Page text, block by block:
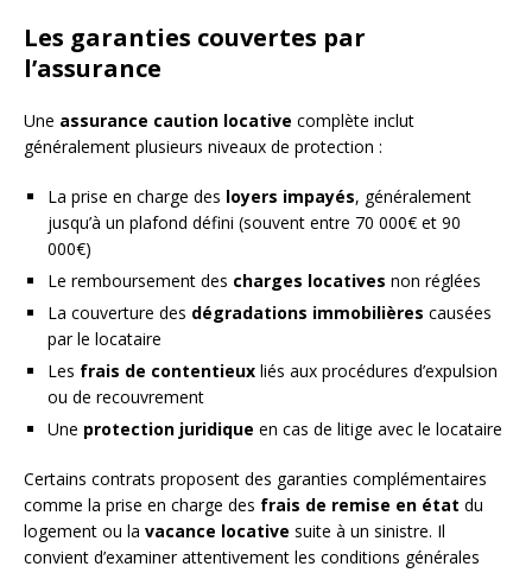
Les garanties couvertes par
l’assurance
Une assurance caution locative complète inclut
généralement plusieurs niveaux de protection :
La prise en charge des loyers impayés, généralement
jusqu’à un plafond défini (souvent entre 70 000€ et 90
000€)
Le remboursement des charges locatives non réglées
La couverture des dégradations immobilières causées
par le locataire
Les frais de contentieux liés aux procédures d’expulsion
ou de recouvrement
Une protection juridique en cas de litige avec le locataire
Certains contrats proposent des garanties complémentaires
comme la prise en charge des frais de remise en état du
logement ou la vacance locative suite à un sinistre. Il
convient d’examiner attentivement les conditions générales